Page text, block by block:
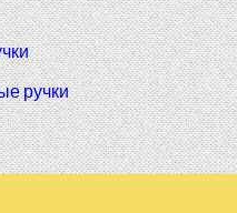
ручки